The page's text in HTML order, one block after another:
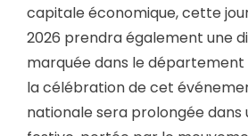
capitale économique, cette
2026 prendra également une
marquée dans le département
la célébration de cet
nationale sera prolongée dans